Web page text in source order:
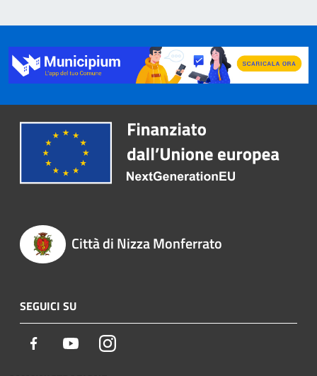
Città di Nizza Monferrato
SEGUICI SU
Facebook YoutubeInstagram